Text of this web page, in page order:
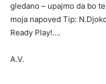
gledano – upajmo da bo
moja napoved Tip:
Ready Play!….
A.V.